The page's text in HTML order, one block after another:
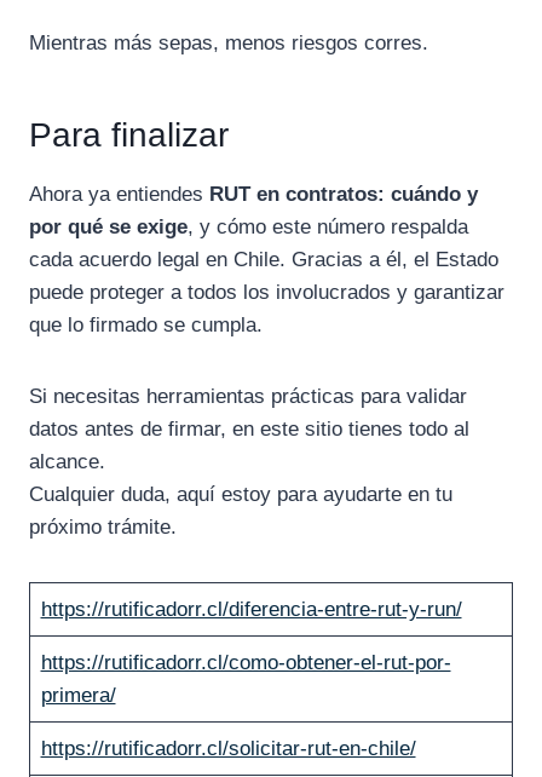
Mientras más sepas, menos riesgos corres.
Para finalizar
Ahora ya entiendes RUT en contratos: cuándo y
por qué se exige, y cómo este número respalda
cada acuerdo legal en Chile. Gracias a él, el Estado
puede proteger a todos los involucrados y garantizar
que lo firmado se cumpla.
Si necesitas herramientas prácticas para validar
datos antes de firmar, en este sitio tienes todo al
alcance.
Cualquier duda, aquí estoy para ayudarte en tu
próximo trámite.
https://rutificadorr.cl/diferencia-entre-rut-y-run/
https://rutificadorr.cl/como-obtener-el-rut-por-
primera/
https://rutificadorr.cl/solicitar-rut-en-chile/